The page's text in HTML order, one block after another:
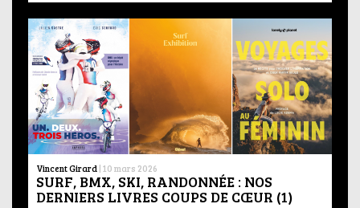
Vincent Girard | 10 mars 2026
SURF, BMX, SKI, RANDONNÉE : NOS
DERNIERS LIVRES COUPS DE CŒUR (1)